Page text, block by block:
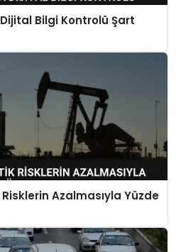
Bilgi Kontrolü Şart
Azalmasıyla Yüzde